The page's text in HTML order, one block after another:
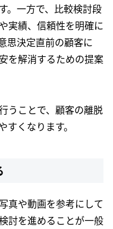
。一方で、比較検討段
実績、信頼性を明確に
思決定直前の顧客に
を解消するための提案
うことで、顧客の離脱
くなります。
真や動画を参考にして
討を進めることが一般